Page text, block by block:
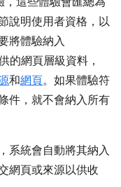
說明使用者資格，以
將體驗納入
的網頁層級資料，
和網頁。如果體驗符
件，就不會納入所有
系統會自動將其納入
網頁或來源以供收